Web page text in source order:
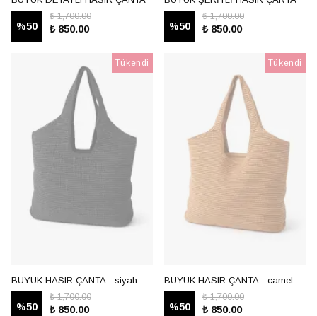
%50
₺ 1,700.00
₺ 850.00 %50
₺ 1,700.00
₺ 850.00
Tükendi
BÜYÜK HASIR ÇANTA - siyah
%50
₺ 1,700.00
₺ 850.00
Tükendi
BÜYÜK HASIR ÇANTA - camel
%50
₺ 1,700.00
₺ 850.00